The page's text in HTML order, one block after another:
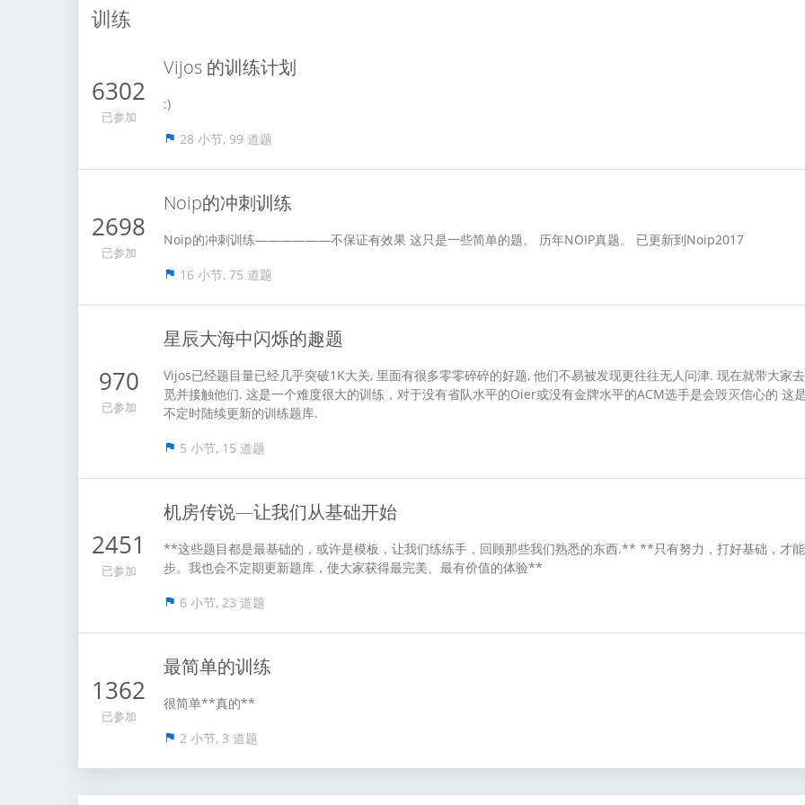
训练
6302
已参加
Vijos 的训练计划
:)
28 小节, 99 道题
2698
已参加
Noip的冲刺训练
Noip的冲刺训练——————不保证有效果 这只是一些简单的题。 历年NOIP真题。 已更新到Noip2017
16 小节, 75 道题
970
已参加
星辰大海中闪烁的趣题
Vijos已经题目量已经几乎突破1K大关, 里面有很多零零碎碎的好题, 他们不易被发现更往往无人问津. 现在就带大家
觅并接触他们. 这是一个难度很大的训练，对于没有省队水平的Oier或没有金牌水平的ACM选手是会毁灭信心的 这
不定时陆续更新的训练题库.
5 小节, 15 道题
2451
已参加
机房传说—让我们从基础开始
**这些题目都是最基础的，或许是模板，让我们练练手，回顾那些我们熟悉的东西.** **只有努力，打好基础，才
步。我也会不定期更新题库，使大家获得最完美、最有价值的体验**
6 小节, 23 道题
1362
已参加
最简单的训练
很简单**真的**
2 小节, 3 道题